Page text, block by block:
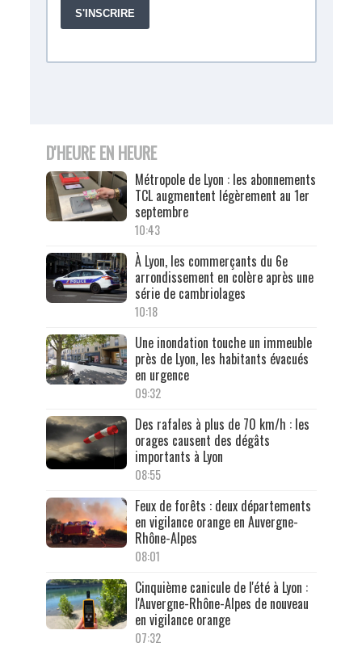
D'HEURE EN HEURE
Métropole de Lyon : les abonnements
TCL augmentent légèrement au 1er
septembre
10:43
À Lyon, les commerçants du 6e
arrondissement en colère après une
série de cambriolages
10:18
Une inondation touche un immeuble
près de Lyon, les habitants évacués
en urgence
09:32
Des rafales à plus de 70 km/h : les
orages causent des dégâts
importants à Lyon
08:55
Feux de forêts : deux départements
en vigilance orange en Auvergne-
Rhône-Alpes
08:01
Cinquième canicule de l'été à Lyon :
l'Auvergne-Rhône-Alpes de nouveau
en vigilance orange
07:32